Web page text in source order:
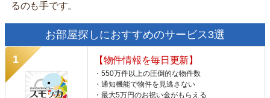
るのも手です。
お部屋探しにおすすめのサービス3選
【物件情報を毎日更新】
・550万件以上の圧倒的な物件数
・通知機能で物件を見逃さない
・最大5万円のお祝い金がもらえる